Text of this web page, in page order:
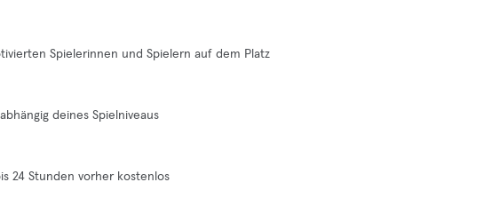
Spielerinnen und Spielern auf dem Platz
deines Spielniveaus
24 Stunden vorher kostenlos